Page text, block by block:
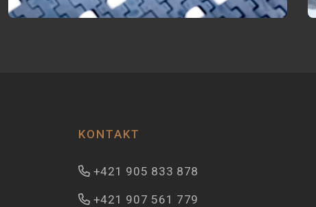
KONTAKT
+421 905 833 878
+421 907 561 779